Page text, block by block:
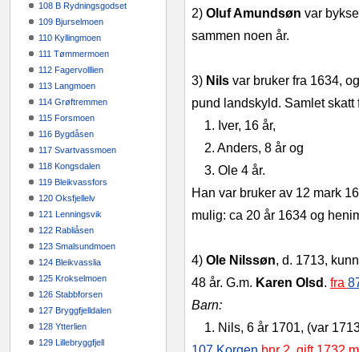
108 B Rydningsgodset
109 Bjurselmoen
110 Kyllingmoen
111 Tømmermoen
112 Fagervolllien
113 Langmoen
114 Grøftremmen
115 Forsmoen
116 Bygdåsen
117 Svartvassmoen
118 Kongsdalen
119 Bleikvassfors
120 Oksfjellelv
121 Lenningsvik
122 Rabliåsen
123 Smalsundmoen
124 Bleikvasslia
125 Krokselmoen
126 Stabbforsen
127 Bryggfjelldalen
128 Ytterlien
129 Lillebryggfjell
2) Oluf Amundsøn var
sammen noen år.
3) Nils var bruker fra 1634,
pund landskyld. Samlet
1. Iver, 16 år,
2. Anders, 8 år og
3. Ole 4 år.
Han var bruker av 12 mark
mulig: ca 20 år 1634 og
4) Ole Nilssøn, d. 1713,
48 år. G.m. Karen Olsd . fra
Barn:
1. Nils, 6 år 1701, (var